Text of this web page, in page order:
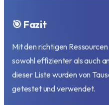
🎯 Fazit
Mit den richtigen
sowohl effizienter als auch
dieser Liste wurden von
getestet und verwendet.